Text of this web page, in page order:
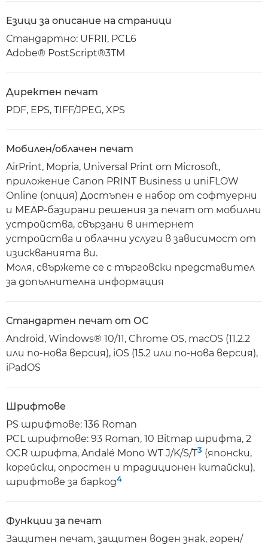
Езици за описание на страници
Стандартно: UFRII, PCL6
Adobe® PostScript®3TM
Директен печат
PDF, EPS, TIFF/JPEG, XPS
Мобилен/облачен печат
AirPrint, Mopria, Universal Print от Microsoft,
приложение Canon PRINT Business и uniFLOW
Online (опция) Достъпен е набор от софтуерни
и MEAP-базирани решения за печат от мобилни
устройства, свързани в интернет
устройства и облачни услуги в зависимост от
изискванията ви.
Моля, свържете се с търговски представител
за допълнителна информация
Стандартен печат от ОС
Android, Windows® 10/11, Chrome OS, macOS (11.2.2
или по-нова версия), iOS (15.2 или по-нова версия),
iPadOS
Шрифтове
PS шрифтове: 136 Roman
PCL шрифтове: 93 Roman, 10 Bitmap шрифта, 2
OCR шрифта, Andalé Mono WT J/K/S/T3 (японски,
корейски, опростен и традиционен китайски),
шрифтове за баркод4
Функции за печат
Защитен печат, защитен воден знак, горен/